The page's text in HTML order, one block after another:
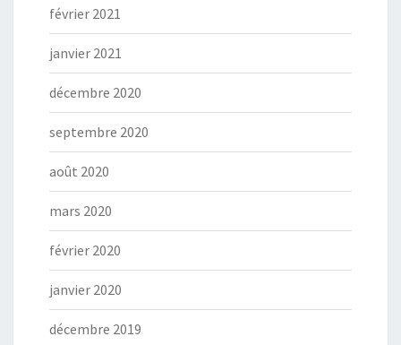
février 2021
janvier 2021
décembre 2020
septembre 2020
août 2020
mars 2020
février 2020
janvier 2020
décembre 2019